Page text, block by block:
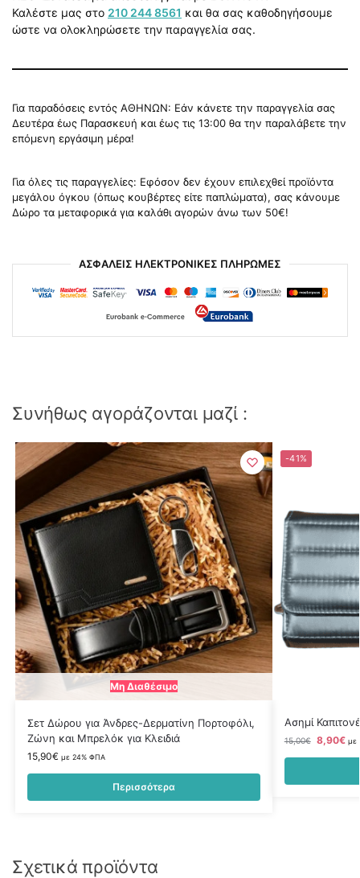
Καλέστε μας στο 210 244 8561 και θα σας καθοδηγήσουμε
ώστε να ολοκληρώσετε την παραγγελία σας.
Για παραδόσεις εντός ΑΘΗΝΩΝ: Εάν κάνετε την παραγγελία σας
Δευτέρα έως Παρασκευή και έως τις 13:00 θα την παραλάβετε την
επόμενη εργάσιμη μέρα!
Για όλες τις παραγγελίες: Εφόσον δεν έχουν επιλεχθεί προϊόντα
μεγάλου όγκου (όπως κουβέρτες είτε παπλώματα), σας κάνουμε
Δώρο τα μεταφορικά για καλάθι αγορών άνω των 50€!
ΑΣΦΑΛΕΙΣ ΗΛΕΚΤΡΟΝΙΚΕΣ ΠΛΗΡΩΜΕΣ
Συνήθως αγοράζονται μαζί :
Μη Διαθέσιμο
Σετ Δώρου για Άνδρες-Δερματίνη Πορτοφόλι,
Ζώνη και Μπρελόκ για Κλειδιά
15,90€ με 24% ΦΠΑ
Περισσότερα
-41%
Ασημί
15,00€ 8,90€ με
Σχετικά προϊόντα